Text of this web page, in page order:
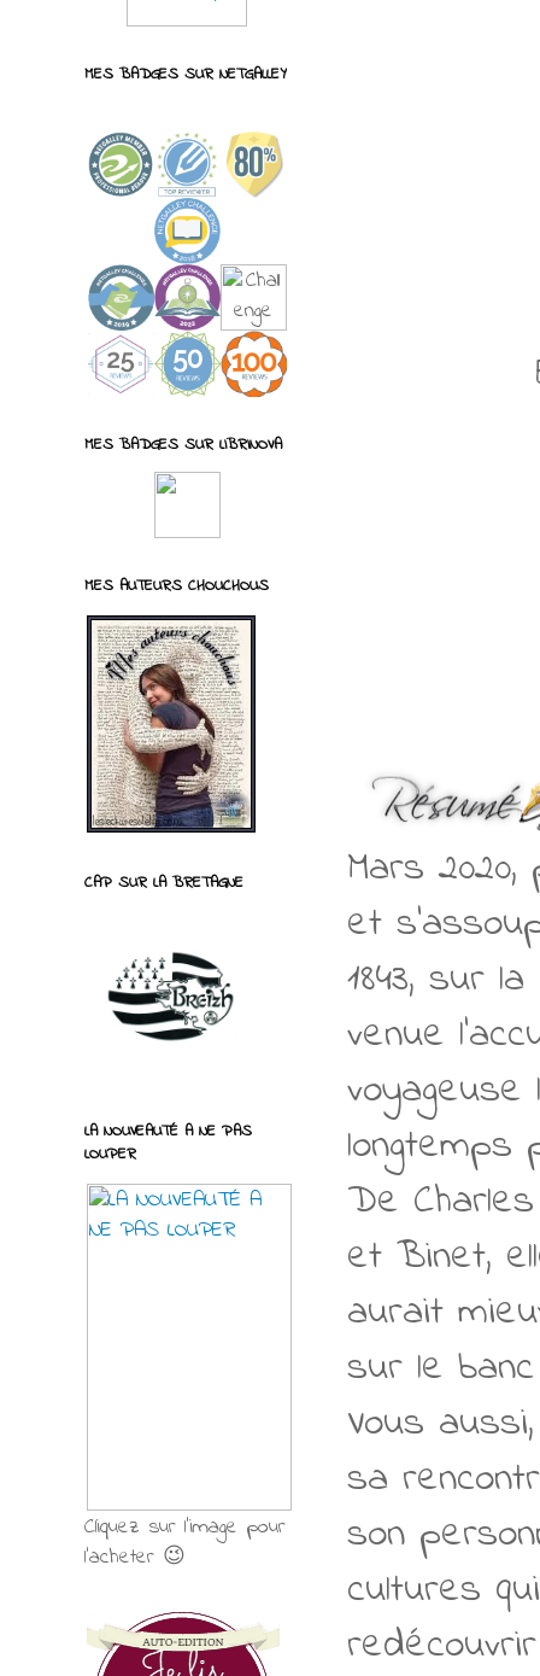
Mars
et
1843, sur
venue
De
et Binet,
aurait
sur le
Vous
sa
son
cultures
MES BADGES SUR NETGALLEY
MES BADGES SUR LIBRINOVA
MES AUTEURS CHOUCHOUS
CAP SUR LA BRETAGNE
LA NOUVEAUTÉ A NE PAS
LOUPER
Cliquez sur l'image pour
l'acheter 😉